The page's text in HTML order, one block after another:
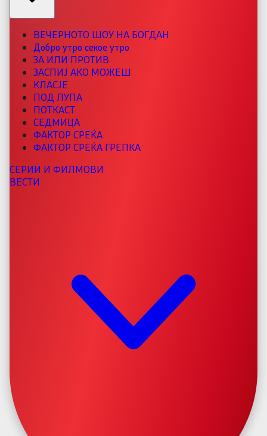
ВЕЧЕРНОТО ШОУ НА БОГДАН
Добро утро секое утро
ЗА ИЛИ ПРОТИВ
ЗАСПИЈ АКО МОЖЕШ
КЛАСЈЕ
ПОД ЛУПА
ПОТКАСТ
СЕДМИЦА
ФАКТОР СРЕЌА
ФАКТОР СРЕЌА ГРЕПКА
СЕРИИ И ФИЛМОВИ
ВЕСТИ